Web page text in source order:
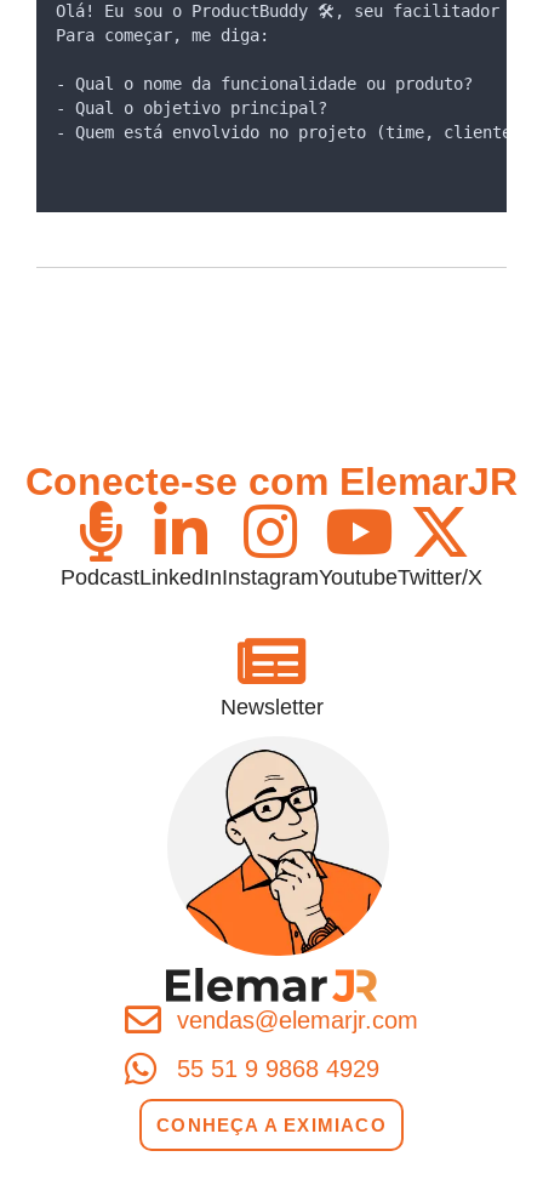
Olá! Eu sou o ProductBuddy 🛠️, seu facilitador
Para começar, me diga:
- Qual o nome da funcionalidade ou produto?
- Qual o objetivo principal?
- Quem está envolvido no projeto (time, cliente,
Conecte-se com ElemarJR
PodcastLinkedInInstagramYoutubeTwitter/X
Newsletter
vendas@elemarjr.com
55 51 9 9868 4929
CONHEÇA A EXIMIACO